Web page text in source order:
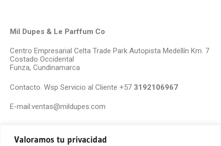
Valoramos tu privacidad
Mil Dupes & Le Parffum Co
Centro Empresarial Celta Trade Park Autopista Medellín Km. 7
Costado Occidental
Funza, Cundinamarca
Contacto. Wsp Servicio al Cliente +57 3192106967
E-mail:ventas@mildupes.com